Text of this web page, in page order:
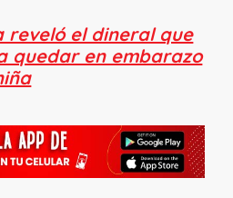
reveló el dineral que
quedar en embarazo